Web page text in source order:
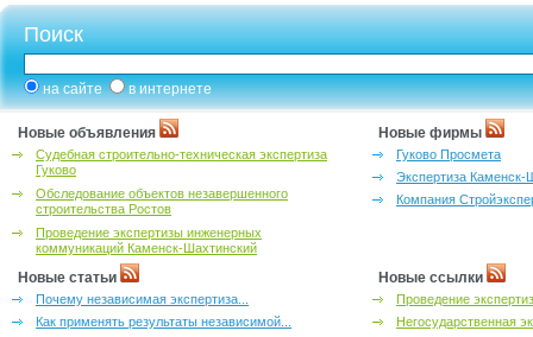
Поиск
на сайте в интернете
Новые объявления
Судебная строительно-техническая экспертиза
Гуково
Обследование объектов незавершенного
строительства Ростов
Проведение экспертизы инженерных
коммуникаций Каменск-Шахтинский
Новые фирмы
Гуково Просмета
Экспертиза Каменск-
Компания
Новые статьи
Почему независимая экспертиза...
Как применять результаты независимой...
Новые ссылки
Проведение
Негосударственная